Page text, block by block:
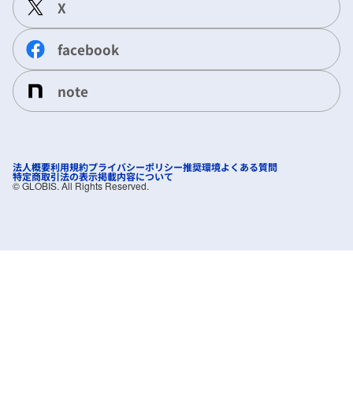
X
facebook
note
法人概要利用規約プライバシーポリシー推奨環境よくある質問
特定商取引法の表示掲載内容について
©︎ GLOBIS. All Rights Reserved.